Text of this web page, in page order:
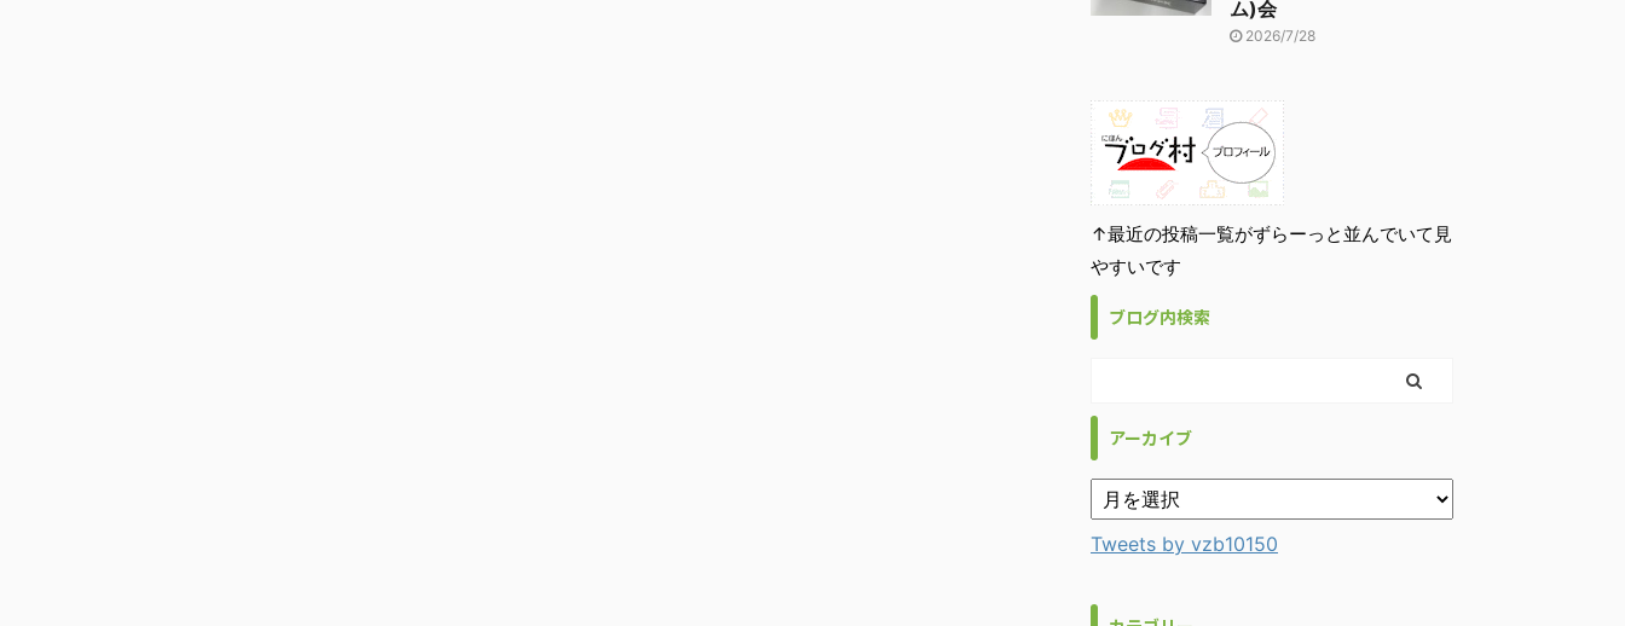
ム)会
2026/7/28
↑最近の投稿一覧がずらーっと並んでいて見
やすいです
ブログ内検索
アーカイブ
Tweets by vzb10150